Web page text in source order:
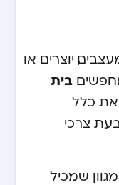
יוצרים או
בית
את כלל
צרכי
שמכיל